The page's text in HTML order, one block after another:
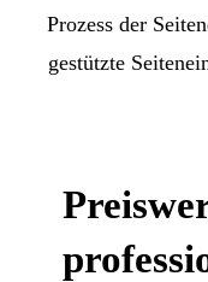
Prozess der
gestützte